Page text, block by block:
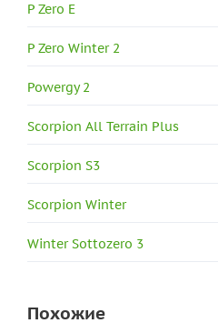
P Zero E
P Zero Winter 2
Powergy 2
Scorpion All Terrain Plus
Scorpion S3
Scorpion Winter
Winter Sottozero 3
Похожие